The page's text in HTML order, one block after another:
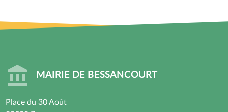
MAIRIE DE BESSANCOURT
Place du 30 Août